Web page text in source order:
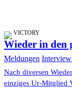
VICTORY
Wieder in den
Meldungen
Nach diversen
einziges Ur-Mitglied